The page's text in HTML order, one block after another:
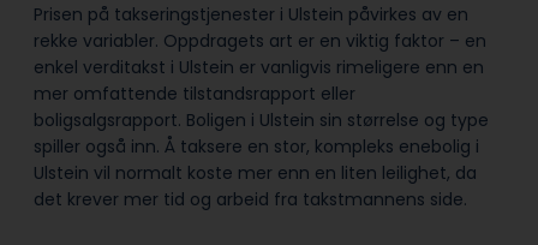
Prisen på takseringstjenester i Ulstein påvirkes av en
rekke variabler. Oppdragets art er en viktig faktor – en
enkel verditakst i Ulstein er vanligvis rimeligere enn en
mer omfattende tilstandsrapport eller
boligsalgsrapport. Boligen i Ulstein sin størrelse og type
spiller også inn. Å taksere en stor, kompleks enebolig i
Ulstein vil normalt koste mer enn en liten leilighet, da
det krever mer tid og arbeid fra takstmannens side.